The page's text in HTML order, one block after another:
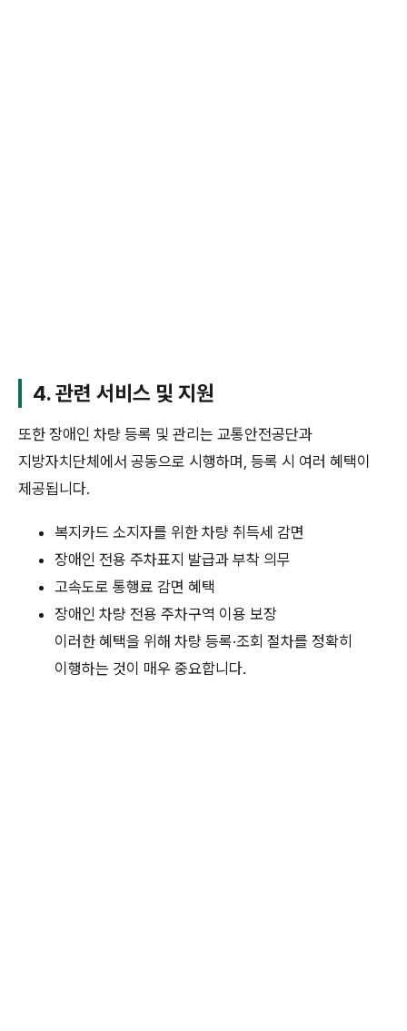
4. 관련 서비스 및 지원
또한 장애인 차량 등록 및 관리는 교통안전공단과
지방자치단체에서 공동으로 시행하며, 등록 시 여러 혜택이
제공됩니다.
복지카드 소지자를 위한 차량 취득세 감면
장애인 전용 주차표지 발급과 부착 의무
고속도로 통행료 감면 혜택
장애인 차량 전용 주차구역 이용 보장
이러한 혜택을 위해 차량 등록·조회 절차를 정확히
이행하는 것이 매우 중요합니다.